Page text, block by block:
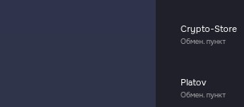
Crypto-Store
Обмен. пункт
Platov
Обмен. пункт